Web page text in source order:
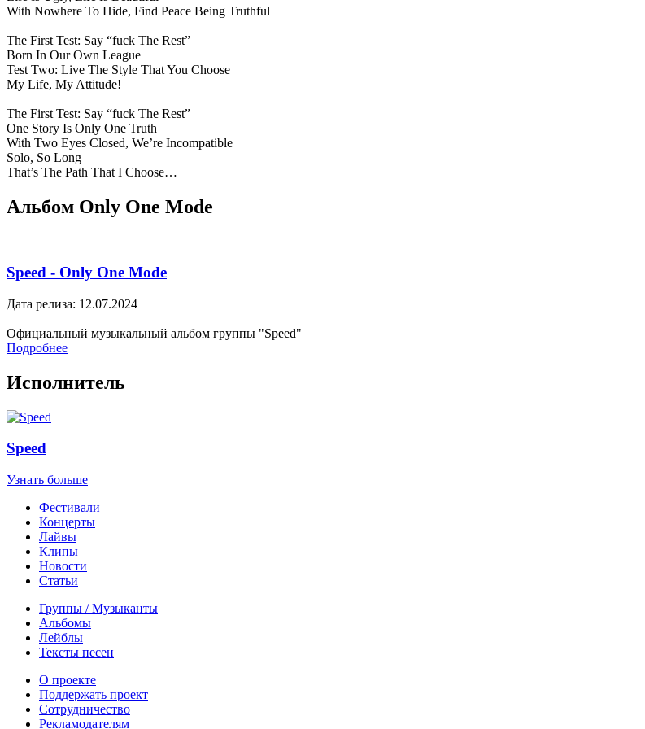
With Nowhere To Hide, Find Peace Being Truthful
The First Test: Say “fuck The Rest”
Born In Our Own League
Test Two: Live The Style That You Choose
My Life, My Attitude!
The First Test: Say “fuck The Rest”
One Story Is Only One Truth
With Two Eyes Closed, We’re Incompatible
Solo, So Long
That’s The Path That I Choose…
Альбом Only One Mode
Speed - Only One Mode
Дата релиза: 12.07.2024
Официальный музыкальный альбом группы "Speed"
Подробнее
Исполнитель
Speed
Узнать больше
Фестивали
Концерты
Лайвы
Клипы
Новости
Статьи
Группы / Музыканты
Альбомы
Лейблы
Тексты песен
О проекте
Поддержать проект
Сотрудничество
Рекламодателям